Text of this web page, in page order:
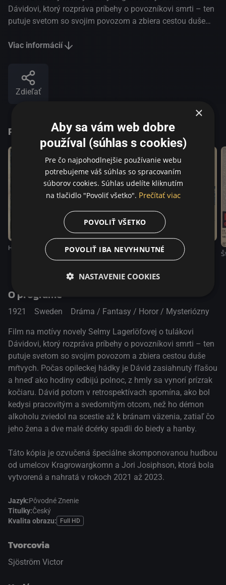
Dávidovi, ktorý rozpráva príbehy o povozníkovi smrti – ten
putuje svetom so svojim povozom a zbiera cestou duše
a hneď ako hodiny odbijú polnoc, z hmly sa vynorí prízrak
kedysi pracovitým a svedomitým otcom, než ho démon
alkoholu zviedol na scestie až k bránam väzenia, zatiaľ čo
jeho žena a dve malé dcérky spadli do biedy a hanby. Táto
vytvorená a nahratá v rokoch 2021 až 2023.
Viac informácií
Zdieľať
Podobné tituly
Häxan: Čarodejníctvo v priebehu vekov
Gösta Berling
Terje Vigen
O programe
1921 Sweden Dráma / Fantasy / Horor / Mysteriózny
Film na motívy novely Selmy Lagerlöfovej o tulákovi
Dávidovi, ktorý rozpráva príbehy o povozníkovi smrti – ten
putuje svetom so svojim povozom a zbiera cestou duše
mŕtvych. Počas opileckej hádky je Dávid zasiahnutý fľašou
a hneď ako hodiny odbijú polnoc, z hmly sa vynorí prízrak
kočiaru. Dávid potom v retrospektívach spomína, ako bol
kedysi pracovitým a svedomitým otcom, než ho démon
alkoholu zviedol na scestie až k bránam väzenia, zatiaľ čo
jeho žena a dve malé dcérky spadli do biedy a hanby.
Táto kópia je ozvučená špeciálne skomponovanou hudbou
od umelcov Kragrowargkomn a Jori Josiphson, ktorá bola
vytvorená a nahratá v rokoch 2021 až 2023.
Jazyk:Pôvodné Znenie
Titulky:Český
Kvalita obrazu:
Full HD
Tvorcovia
Sjöström Victor
×
Aby sa vám web dobre
používal (súhlas s cookies)
Pre čo najpohodlnejšie používanie webu
potrebujeme váš súhlas so spracovaním
súborov cookies. Súhlas udelíte kliknutím
na tlačidlo "Povoliť všetko". Prečítať viac
POVOLIŤ VŠETKO
POVOLIŤ IBA NEVYHNUTNÉ
NASTAVENIE COOKIES